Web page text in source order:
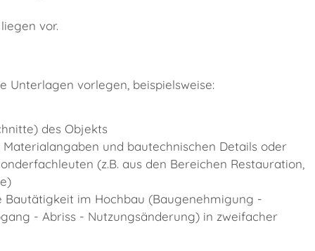
vor.
Unterlagen vorlegen, beispielsweise:
des Objekts
und bautechnischen Details oder
(z.B. aus den Bereichen Restauration,
im Hochbau (Baugenehmigung -
- Abriss - Nutzungsänderung) in zweifacher